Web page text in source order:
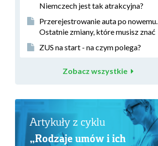
Niemczech jest tak atrakcyjna?
Przerejestrowanie auta po nowemu.
Ostatnie zmiany, które musisz znać
ZUS na start - na czym polega?
Zobacz wszystkie
Artykuły z cyklu
„Rodzaje umów i ich